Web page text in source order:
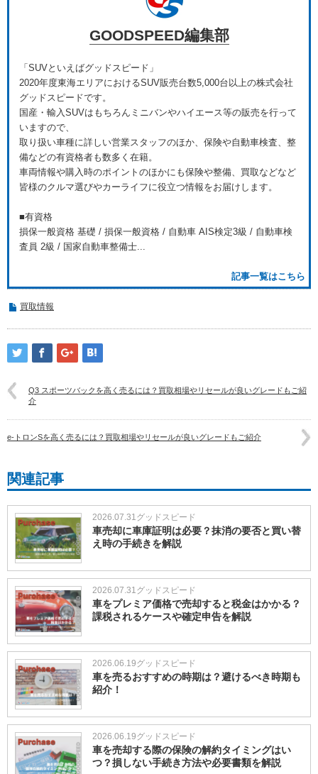
GOODSPEED編集部
「SUVといえばグッドスピード」
2020年度東海エリアにおけるSUV販売台数5,000台以上の株式会社
グッドスピードです。
国産・輸入SUVはもちろんミニバンやハイエース等の販売を行って
いますので、
取り扱い車種に詳しい営業スタッフのほか、保険や自動車検査、整
備などの有資格者も数多く在籍。
車両情報や購入時のポイントのほかにも保険や整備、買取などなど
皆様のクルマ選びやカーライフに役立つ情報をお届けします。
■有資格
損保一般資格 基礎 / 損保一般資格 / 自動車 AIS検定3級 / 自動車検
査員 2級 / 国家自動車整備士...
記事一覧はこちら
買取情報
Q3 スポーツバックを高く売るには？買取相場やリセールが良いグレードもご紹
介
e-トロンSを高く売るには？買取相場やリセールが良いグレードもご紹介
関連記事
2026.07.31グッドスピード
車売却に車庫証明は必要？抹消の要否と買い替
え時の手続きを解説
2026.07.31グッドスピード
車をプレミア価格で売却すると税金はかかる？
課税されるケースや確定申告を解説
2026.06.19グッドスピード
車を売るおすすめの時期は？避けるべき時期も
紹介！
2026.06.19グッドスピード
車を売却する際の保険の解約タイミングはい
つ？損しない手続き方法や必要書類を解説